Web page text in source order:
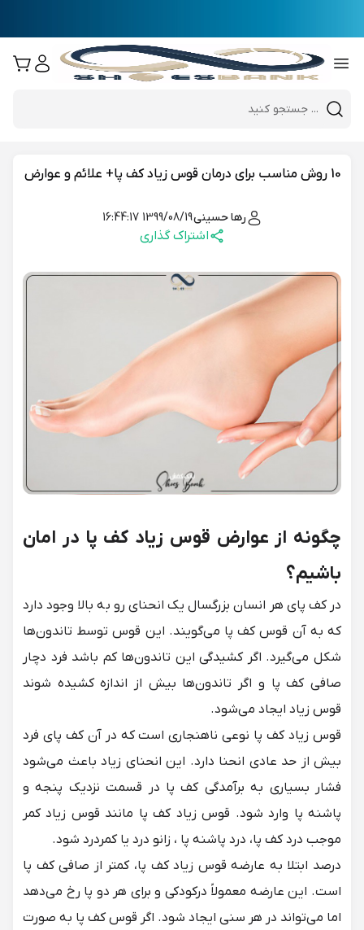
Mobile header search
10 روش مناسب برای درمان قوس زیاد کف پا+ علائم و عوارض
رها حسینی1399/08/19 16:44:17
اشتراک گذاری
چگونه از عوارض قوس زیاد کف پا در امان
باشیم؟
در کف پای هر انسان بزرگسال یک انحنای رو به بالا وجود دارد
که به آن قوس کف پا می‌گویند. این قوس توسط تاندون‌ها
شکل می‌گیرد. اگر کشیدگی این تاندون‌ها کم باشد فرد دچار
صافی کف پا و اگر تاندون‌ها بیش از اندازه کشیده شوند
قوس زیاد ایجاد می‌شود.
قوس زیاد کف پا نوعی ناهنجاری است که در آن کف پای فرد
بیش از حد عادی انحنا دارد. این انحنای زیاد باعث می‌شود
فشار بسیاری به برآمدگی کف پا در قسمت نزدیک پنجه و
پاشنه پا وارد شود. قوس زیاد کف پا مانند قوس زیاد کمر
موجب درد کف پا، درد پاشنه پا ، زانو درد یا کمردرد شود.
درصد ابتلا به عارضه قوس زیاد کف پا، کمتر از صافی کف پا
است. این عارضه معمولاً درکودکی و برای هر دو پا رخ می‌دهد
اما می‌تواند در هر سنی ایجاد شود. اگر قوس کف پا به صورت